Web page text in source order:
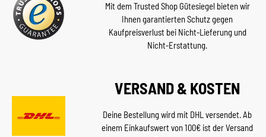
Mit dem Trusted Shop Gütesiegel bieten wir
Ihnen garantierten Schutz gegen
Kaufpreisverlust bei Nicht-Lieferung und
Nicht-Erstattung.
VERSAND & KOSTEN
Deine Bestellung wird mit DHL versendet. Ab
einem Einkaufswert von 100€ ist der Versand